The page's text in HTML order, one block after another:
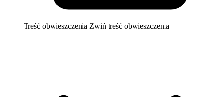
Treść obwieszczenia Zwiń treść obwieszczenia